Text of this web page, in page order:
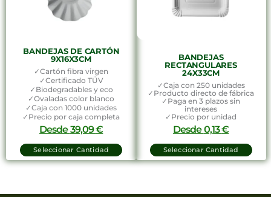
BANDEJAS DE CARTÓN
9X16X3CM
✓Cartón fibra virgen
✓Certificado TÜV
✓Biodegradables y eco
✓Ovaladas color blanco
✓Caja con 1000 unidades
✓Precio por caja completa
Desde39,09€
Seleccionar Cantidad
BANDEJAS
RECTANGULARES
24X33CM
✓Caja con 250 unidades
✓Producto directo de fábrica
✓Paga en 3 plazos sin
intereses
✓Precio por unidad
Desde0,13€
Seleccionar Cantidad